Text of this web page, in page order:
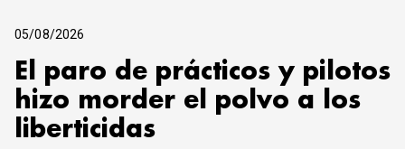
05/08/2026
El paro de prácticos y pilotos
hizo morder el polvo a los
liberticidas